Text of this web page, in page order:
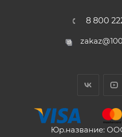
8 800
Юр.название: